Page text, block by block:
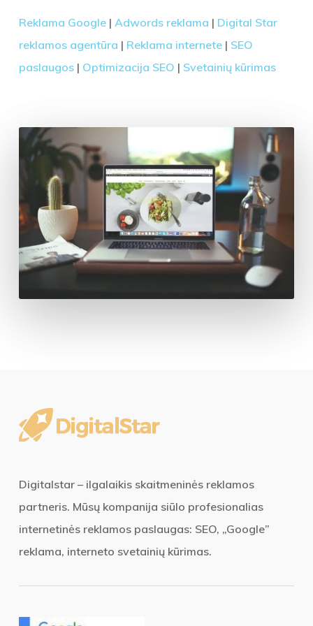
Reklama Google| Adwords reklama | Digital Star
reklamos agentūra | Reklama internete| SEO
paslaugos| Optimizacija SEO | Svetainių kūrimas
Digitalstar – ilgalaikis skaitmeninės reklamos
partneris. Mūsų kompanija siūlo profesionalias
internetinės reklamos paslaugas: SEO, „Google”
reklama, interneto svetainių kūrimas.